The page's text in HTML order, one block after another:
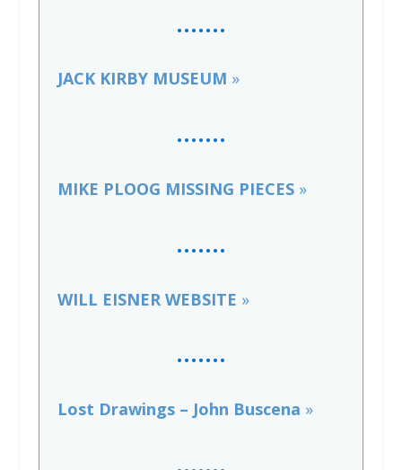
…….
JACK KIRBY MUSEUM »
…….
MIKE PLOOG MISSING PIECES »
…….
WILL EISNER WEBSITE »
…….
Lost Drawings – John Buscena »
…….